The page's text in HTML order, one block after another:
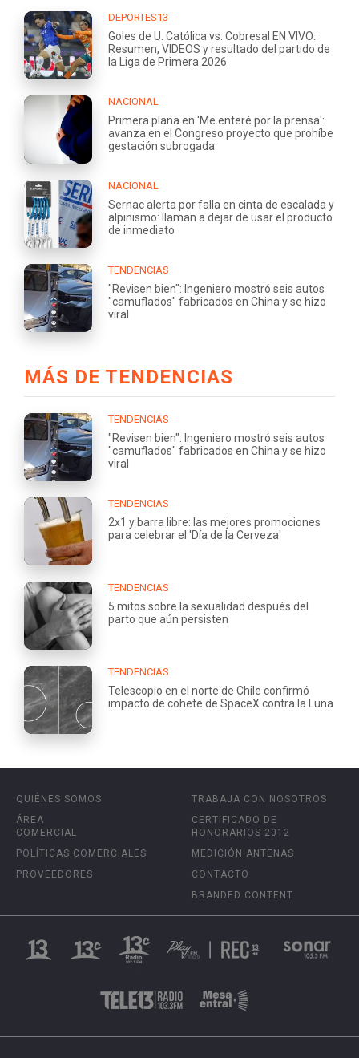
DEPORTES13
Goles de U. Católica vs. Cobresal EN VIVO:
Resumen, VIDEOS y resultado del partido de
la Liga de Primera 2026
NACIONAL
Primera plana en 'Me enteré por la prensa':
avanza en el Congreso proyecto que prohíbe
gestación subrogada
NACIONAL
Sernac alerta por falla en cinta de escalada y
alpinismo: llaman a dejar de usar el producto
de inmediato
TENDENCIAS
"Revisen bien": Ingeniero mostró seis autos
"camuflados" fabricados en China y se hizo
viral
MÁS DE TENDENCIAS
TENDENCIAS
"Revisen bien": Ingeniero mostró seis autos
"camuflados" fabricados en China y se hizo
viral
TENDENCIAS
2x1 y barra libre: las mejores promociones
para celebrar el 'Día de la Cerveza'
TENDENCIAS
5 mitos sobre la sexualidad después del
parto que aún persisten
TENDENCIAS
Telescopio en el norte de Chile confirmó
impacto de cohete de SpaceX contra la Luna
QUIÉNES SOMOS
ÁREA
COMERCIAL
POLÍTICAS COMERCIALES
PROVEEDORES
TRABAJA CON NOSOTROS
CERTIFICADO DE
HONORARIOS 2012
MEDICIÓN ANTENAS
CONTACTO
BRANDED CONTENT